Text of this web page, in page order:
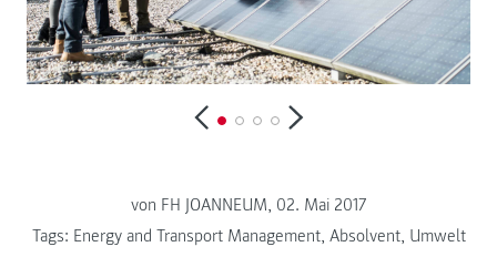
von FH JOANNEUM, 02. Mai 2017
Tags: Energy and Transport Management, Absolvent, Umwelt